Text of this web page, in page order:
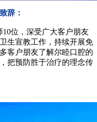
辞：
位，深受广大客户朋友
生宣教工作，持续开展免
客户朋友了解尔睦口腔的
把预防胜于治疗的理念传